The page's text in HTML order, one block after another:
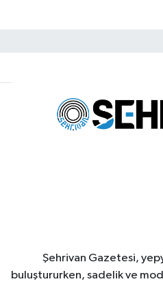
Şehrivan Gazetesi,
buluştururken, sadelik ve